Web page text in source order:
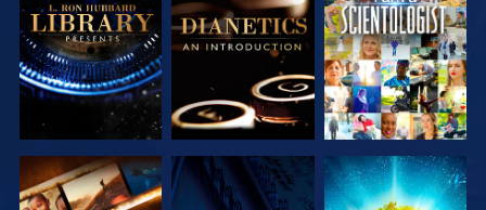
LES SÉRIES
LES SÉRIES